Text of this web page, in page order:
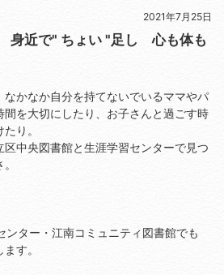
2021年7月25日
身近で" ちょい "足し 心も体も
かなか自分を持てないでいるママやパ
を大切にしたり、お子さんと過ごす時
り。
中央図書館と生涯学習センターで見つ
ンター・江南コミュニティ図書館でも
す。